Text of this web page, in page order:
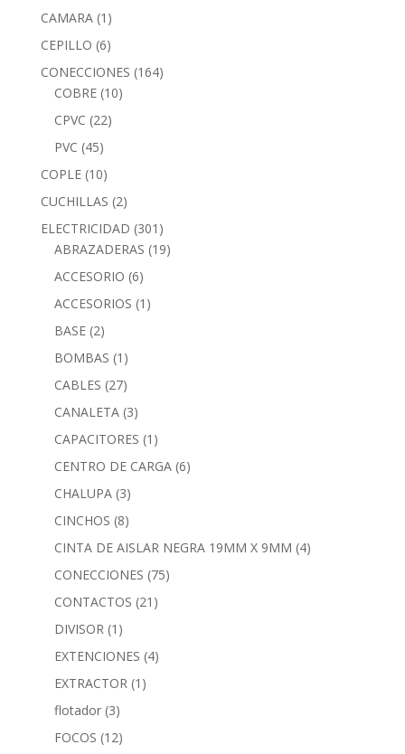
CAMARA (1)
CEPILLO (6)
CONECCIONES (164)
COBRE (10)
CPVC (22)
PVC (45)
COPLE (10)
CUCHILLAS (2)
ELECTRICIDAD (301)
ABRAZADERAS (19)
ACCESORIO (6)
ACCESORIOS (1)
BASE (2)
BOMBAS (1)
CABLES (27)
CANALETA (3)
CAPACITORES (1)
CENTRO DE CARGA (6)
CHALUPA (3)
CINCHOS (8)
CINTA DE AISLAR NEGRA 19MM X 9MM (4)
CONECCIONES (75)
CONTACTOS (21)
DIVISOR (1)
EXTENCIONES (4)
EXTRACTOR (1)
flotador (3)
FOCOS (12)